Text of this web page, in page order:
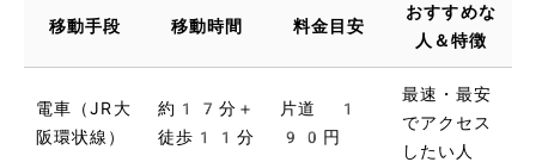
移動手段 移動時間 料金目安
おすすめな
人＆特徴
電車（JR大
阪環状線）
約17分＋
徒歩11分
片道 1
90円
最速・最安
でアクセス
したい人